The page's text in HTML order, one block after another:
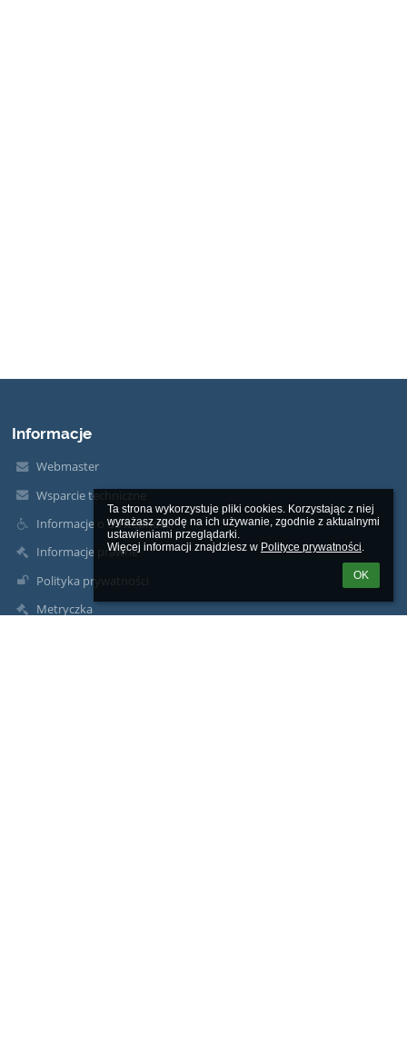
Ta strona wykorzystuje pliki cookies. Korzystając z niej
wyrażasz zgodę na ich używanie, zgodnie z aktualnymi
ustawieniami przeglądarki.
Więcej informacji znajdziesz w Polityce prywatności.
OK
Informacje
Webmaster
Wsparcie techniczne
Informacje o dostępności
Informacje prawne
Polityka prywatności
Metryczka